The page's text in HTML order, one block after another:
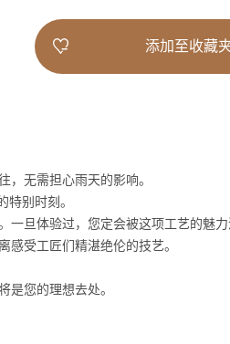
添加至收藏
，无需担心雨天的影响。
特别时刻。
旦体验过，您定会被这项工艺的魅力
感受工匠们 精湛绝伦的技艺。
是您的理想去处。